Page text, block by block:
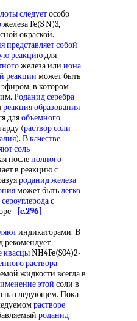
следуетособо
железа Fe(S N)3,
окраской.
представляетсобой
реакциюдля
железа или иона
реакции может быть
в котором
Роданид серебра
реакция образования
дляобъемного
(раствор соли
). Вкачестве
соль
послеполного
в реакцию с
роданид железа
может бытьлегко
с
[c.296]
индикаторами. В
рекомендует
квасцыNH4Fe(S04)2-
раствора
жидкости всегда в
этой соли в
на следующем. Пока
растворе
роданид